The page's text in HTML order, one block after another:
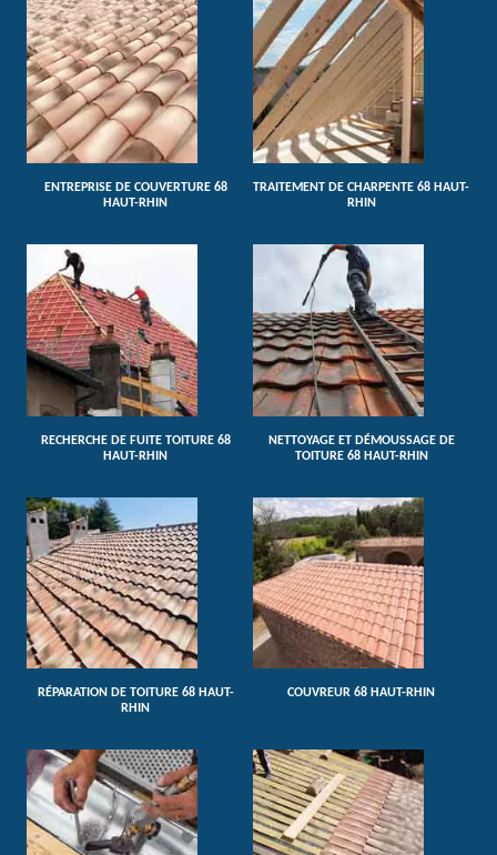
ENTREPRISE DE COUVERTURE 68
HAUT-RHIN
TRAITEMENT DE CHARPENTE 68 HAUT-
RHIN
RECHERCHE DE FUITE TOITURE 68
HAUT-RHIN
NETTOYAGE ET DÉMOUSSAGE DE
TOITURE 68 HAUT-RHIN
RÉPARATION DE TOITURE 68 HAUT-
RHIN
COUVREUR 68 HAUT-RHIN